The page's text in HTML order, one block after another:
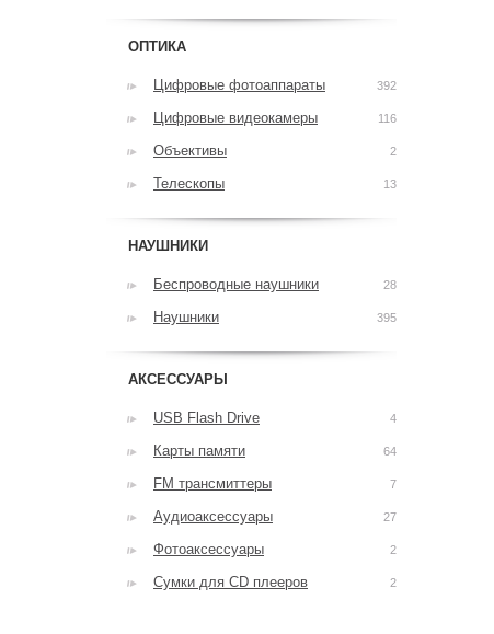
ОПТИКА
Цифровые фотоаппараты 392
Цифровые видеокамеры 116
Объективы 2
Телескопы 13
НАУШНИКИ
Беспроводные наушники 28
Наушники 395
АКСЕССУАРЫ
USB Flash Drive 4
Карты памяти 64
FM трансмиттеры 7
Аудиоаксессуары 27
Фотоаксессуары 2
Сумки для CD плееров 2